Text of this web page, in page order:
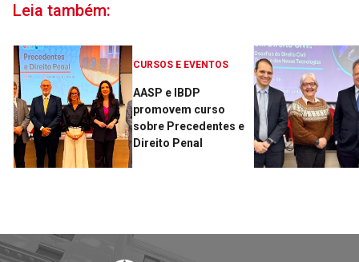
Leia também:
CURSOS E EVENTOS
AASP e IBDP
promovem curso
sobre Precedentes e
Direito Penal